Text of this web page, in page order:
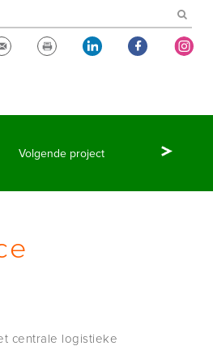
Volgende project